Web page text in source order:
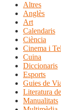
Altres
Anglès
Art
Calendaris
Ciència
Cinema i
Cuina
Diccionaris
Esports
Guies de
Literatura
Manualitats